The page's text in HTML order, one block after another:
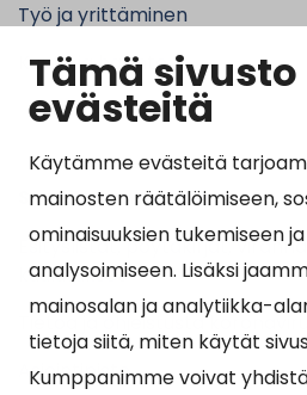
Tämä
evästeitä
Käytämme evästeitä
mainosten räätälöimiseen,
ominaisuuksien tukemiseen
analysoimiseen. Lisäksi
mainosalan ja analytiikka-
tietoja siitä, miten käytät
Kumppanimme voivat
Työ ja yrittäminen
Kunta ja hallinto
Suosituimmat sivut
Esityslistat, pöytäkirjat,
kuulutukset
Tietoa ja ohjeistusta
Asiointipiste